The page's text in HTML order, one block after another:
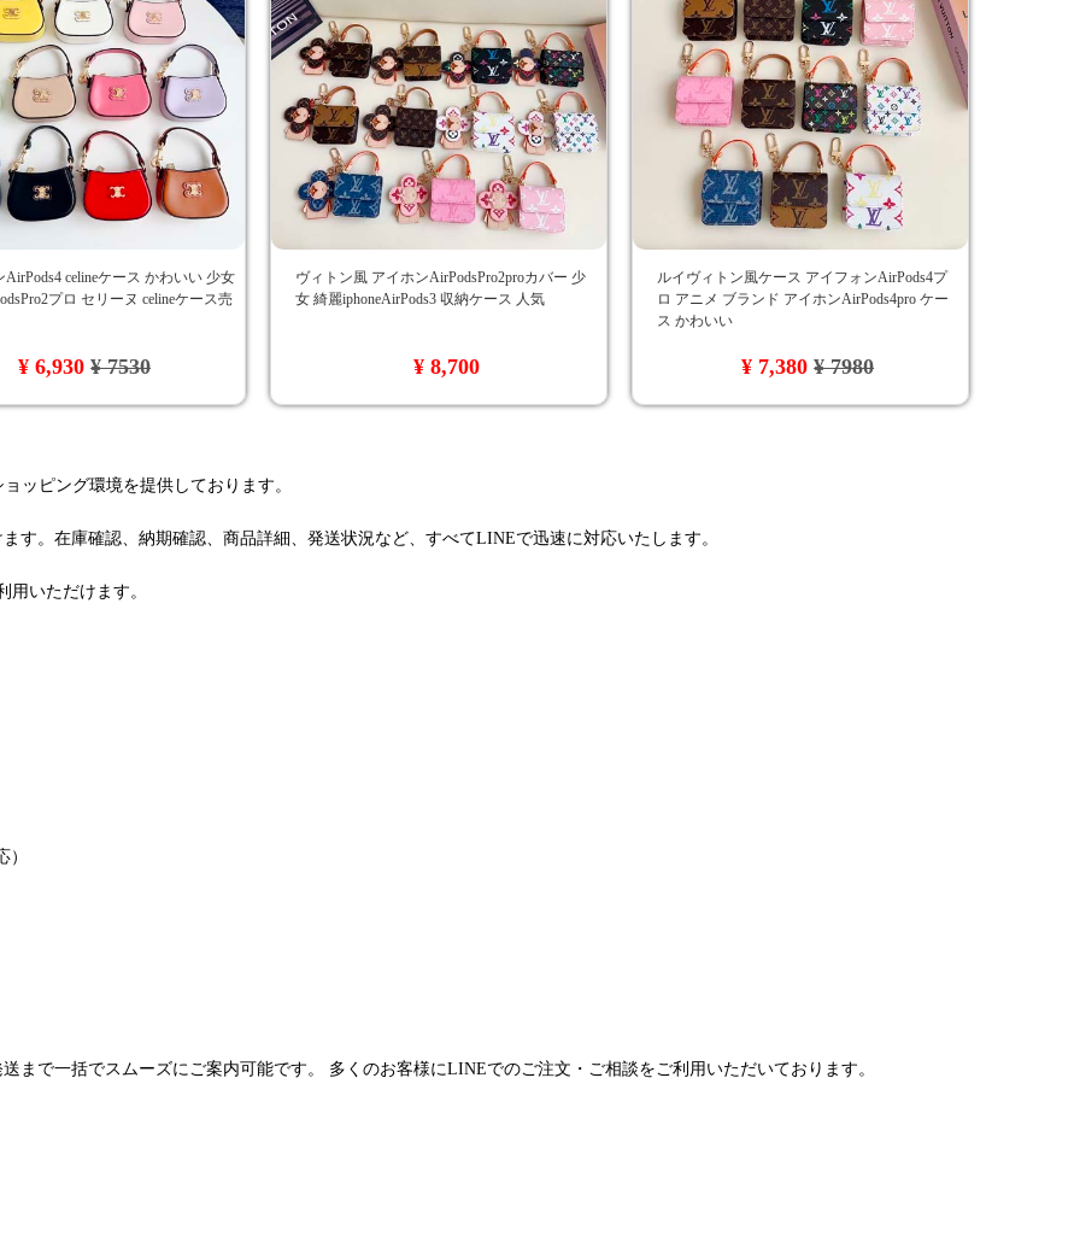
celineケース かわいい 少女
プロ セリーヌ celineケース売
¥ 6,930¥ 7530
ヴィトン風 アイホンAirPodsPro2proカバー 少
女 綺麗iphoneAirPods3 収納ケース 人気
¥ 8,700
ルイヴィトン風ケース アイフォンAirPods4プ
ロ アニメ ブランド アイホンAirPods4pro ケー
ス かわいい
¥ 7,380¥ 7980
ッピング環境を提供しております。
す。在庫確認、納期確認、商品詳細、発送状況など、すべてLINEで迅速に対応いたします。
いただけます。
まで一括でスムーズにご案内可能です。 多くのお客様にLINEでのご注文・ご相談をご利用いただいております。